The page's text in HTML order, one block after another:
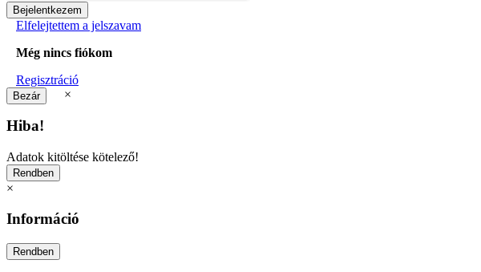
Elfelejtettem a jelszavam
Még nincs fiókom
Regisztráció
×
Hiba!
Adatok kitöltése kötelező!
×
Információ